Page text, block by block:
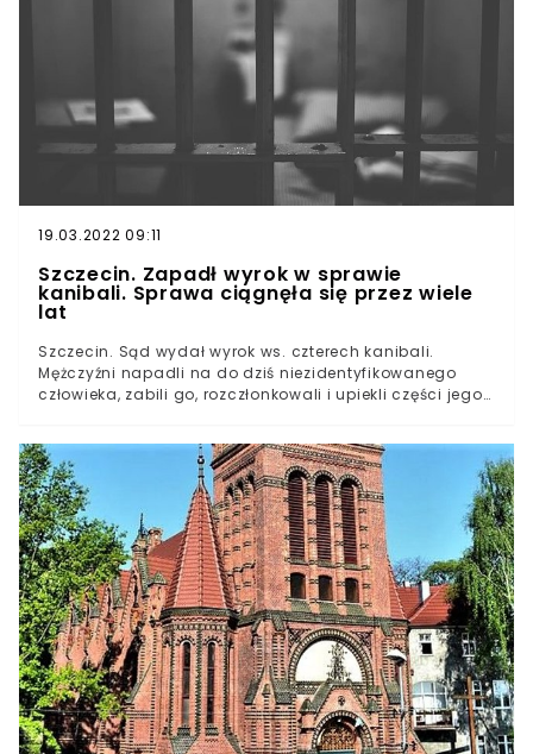
19.03.2022 09:11
Szczecin. Zapadł wyrok w sprawie
kanibali. Sprawa ciągnęła się przez wiele
lat
Szczecin. Sąd wydał wyrok ws. czterech kanibali.
Mężczyźni napadli na do dziś niezidentyfikowanego
człowieka, zabili go, rozczłonkowali i upiekli części jego